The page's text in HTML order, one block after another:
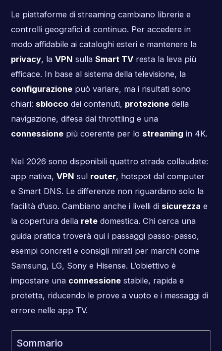
Le piattaforme di streaming cambiano librerie e
controlli geografici di continuo. Per accedere in
modo affidabile ai cataloghi esteri e mantenere la
privacy, la VPN sulla Smart TVresta la leva più
efficace. In base al sistema della televisione, la
configurazionepuò variare, ma i risultati sono
chiari: sblocco dei contenuti, protezionedella
navigazione, difesa dal throttling e una
connessionepiù coerente per lo streaming in 4K.
Nel 2026 sono disponibili quattro strade collaudate:
app nativa, VPN sul router, hotspot dal computer
e Smart DNS. Le differenze non riguardano solo la
facilità d’uso. Cambiano anche i livelli di sicurezza e
la copertura della retedomestica. Chi cerca una
guida pratica troverà qui i passaggi passo-passo,
esempi concreti e consigli mirati per marchi come
Samsung, LG, Sony e Hisense. L’obiettivo è
impostare una connessionestabile, rapida e
protetta, riducendo le prove a vuoto e i messaggi di
errore nelle app TV.
Sommario